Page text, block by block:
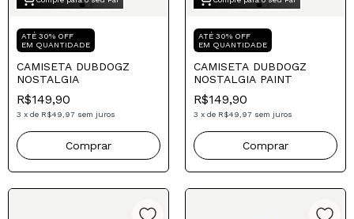
ATÉ 30% OFF
EM QUANTIDADE
CAMISETA DUBDOGZ
NOSTALGIA
R$149,90
3 x de R$49,97 sem juros
Comprar
ATÉ 30% OFF
EM QUANTIDADE
CAMISETA DUBDOGZ
NOSTALGIA PAINT
R$149,90
3 x de R$49,97 sem juros
Comprar